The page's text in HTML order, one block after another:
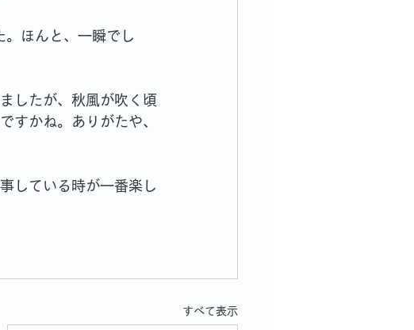
ほんと、一瞬でし
したが、秋風が吹く頃
すかね。ありがたや、
している時が一番楽し
すべて表示